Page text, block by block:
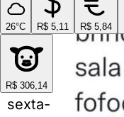
26°C R$ 5,11 R$ 5,84
R$ 306,14
sexta-